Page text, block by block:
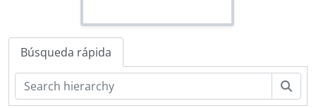
Búsqueda rápida